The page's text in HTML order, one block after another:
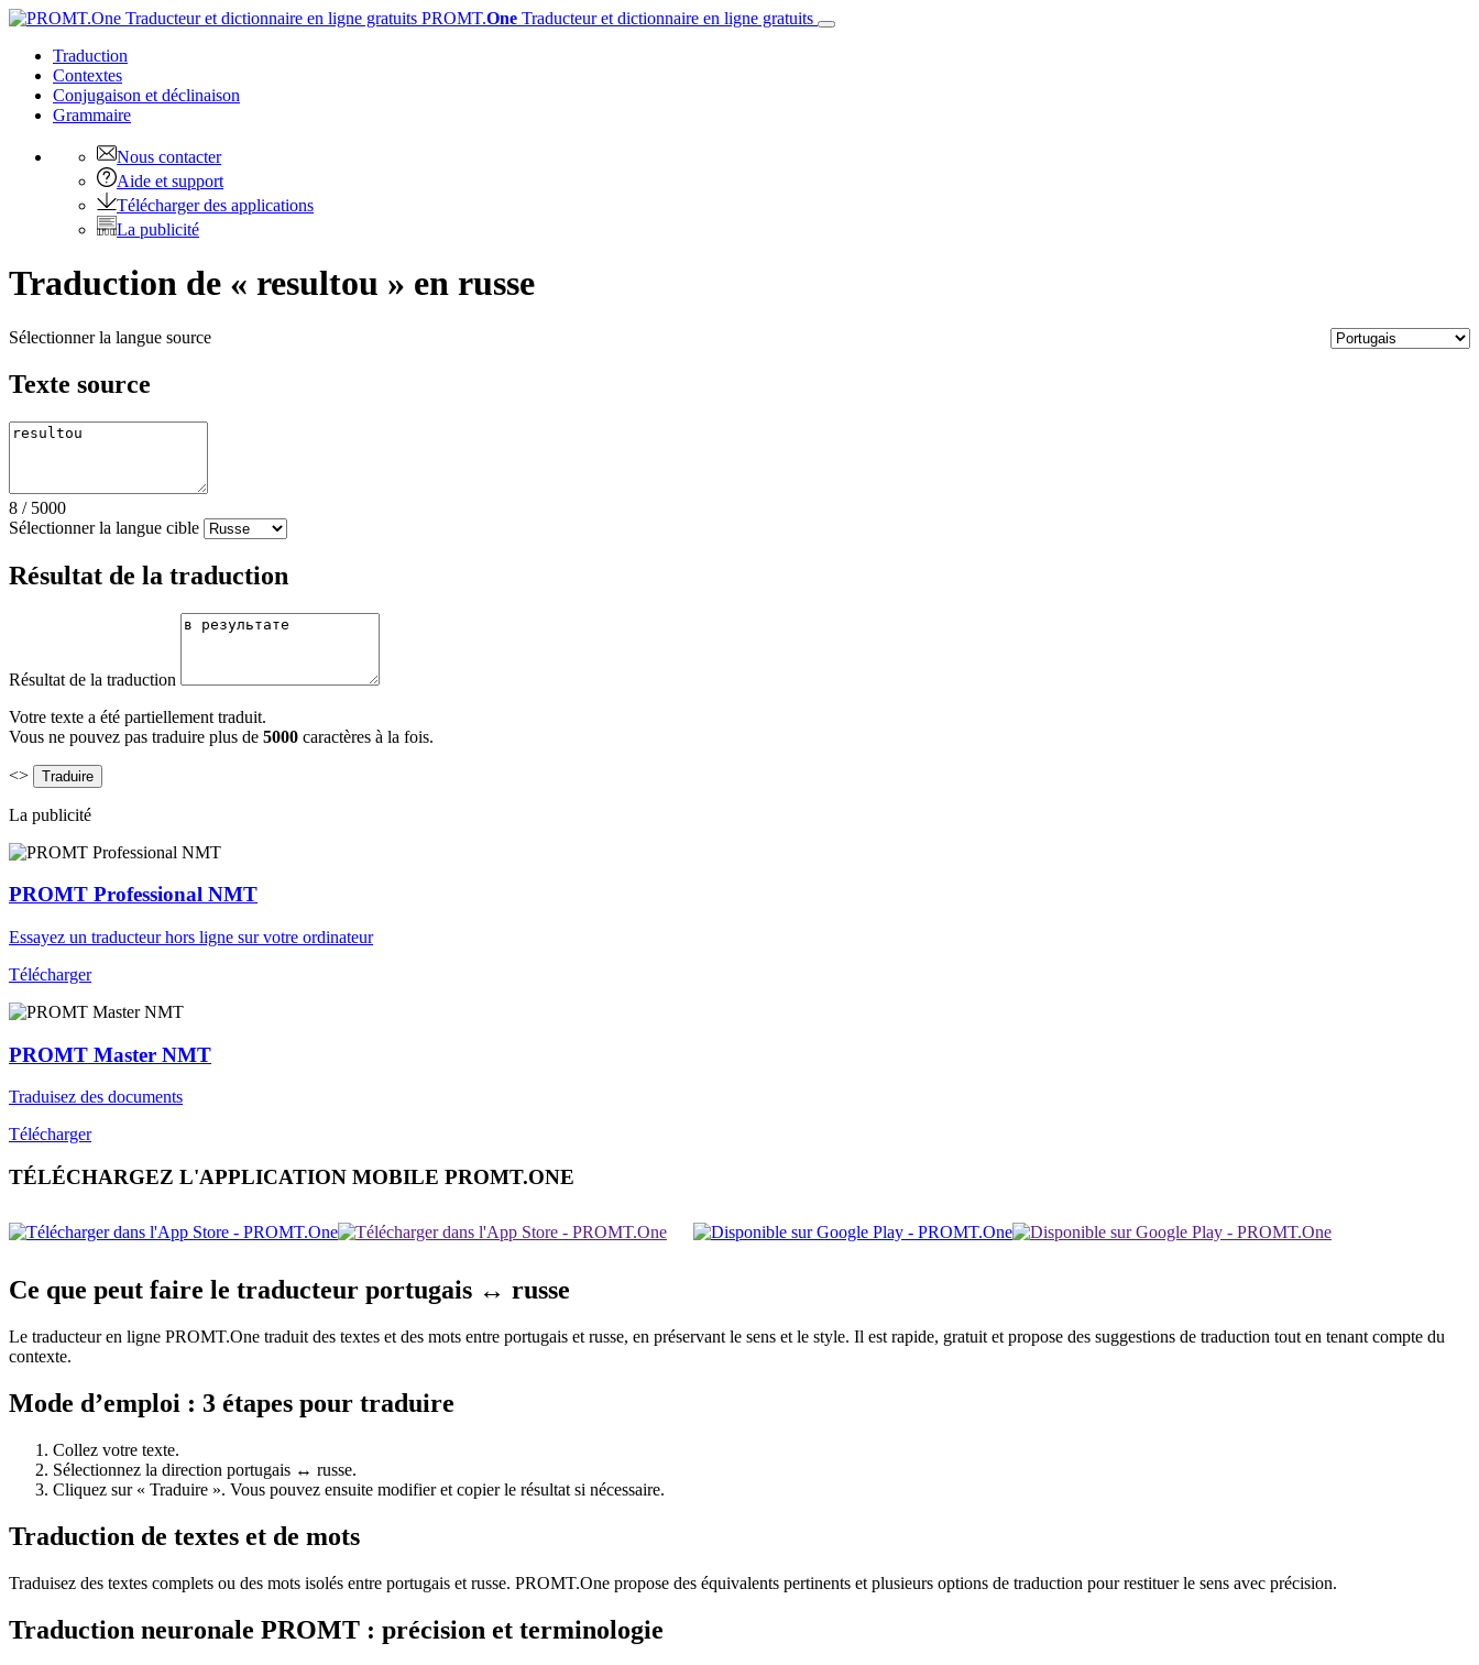
PROMT.One Traducteur et dictionnaire en ligne gratuits
Traduction
Contextes
Conjugaison et déclinaison
Grammaire
Nous contacter
Aide et support
Télécharger des applications
La publicité
Traduction de « resultou » en russe
Sélectionner la langue source
Texte source
8 / 5000
Sélectionner la langue cible
Résultat de la traduction
Résultat de la traduction
Votre texte a été partiellement traduit.
Vous ne pouvez pas traduire plus de 5000 caractères à la fois.
<>
La publicité
PROMT Professional NMT
Essayez un traducteur hors ligne sur votre ordinateur
Télécharger
PROMT Master NMT
Traduisez des documents
Télécharger
TÉLÉCHARGEZ L'APPLICATION MOBILE PROMT.ONE
Ce que peut faire le traducteur portugais ↔ russe
Le traducteur en ligne PROMT.One traduit des textes et des mots entre portugais et russe, en préservant le sens et le style. Il est rapide, gratuit et propose des suggestions de traduction tout en tenant compte du
contexte.
Mode d’emploi : 3 étapes pour traduire
Collez votre texte.
Sélectionnez la direction portugais ↔ russe.
Cliquez sur « Traduire ». Vous pouvez ensuite modifier et copier le résultat si nécessaire.
Traduction de textes et de mots
Traduisez des textes complets ou des mots isolés entre portugais et russe. PROMT.One propose des équivalents pertinents et plusieurs options de traduction pour restituer le sens avec précision.
Traduction neuronale PROMT : précision et terminologie